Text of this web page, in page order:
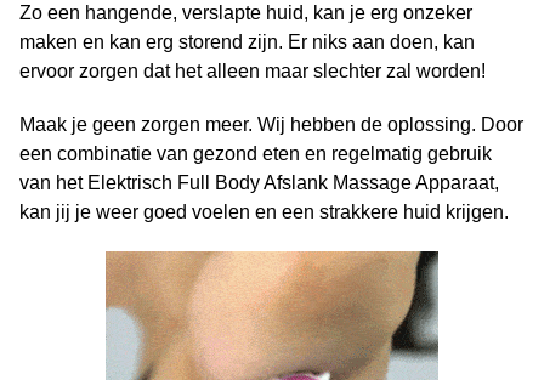
Zo een hangende, verslapte huid, kan je erg onzeker
maken en kan erg storend zijn. Er niks aan doen, kan
ervoor zorgen dat het alleen maar slechter zal worden!
Maak je geen zorgen meer. Wij hebben de oplossing. Door
een combinatie van gezond eten en regelmatig gebruik
van het Elektrisch Full Body Afslank Massage Apparaat,
kan jij je weer goed voelen en een strakkere huid krijgen.